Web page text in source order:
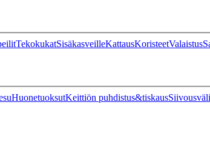
TekokukatSisäkasveilleKattausKoristeetValaistus
HuonetuoksutKeittiön puhdistus&tiskaus